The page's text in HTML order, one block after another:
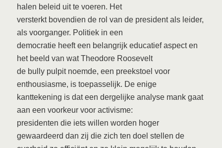
halen beleid uit te voeren. Het
versterkt bovendien de rol van de president als leider,
als voorganger. Politiek in een
democratie heeft een belangrijk educatief aspect en
het beeld van wat Theodore Roosevelt
de bully pulpit noemde, een preekstoel voor
enthousiasme, is toepasselijk. De enige
kanttekening is dat een dergelijke analyse mank gaat
aan een voorkeur voor activisme:
presidenten die iets willen worden hoger
gewaardeerd dan zij die zich ten doel stellen de